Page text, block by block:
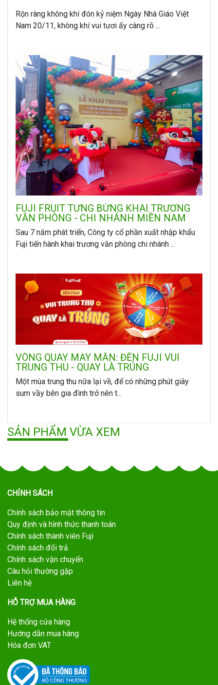
Rộn ràng không khí đón kỷ niệm Ngày Nhà Giáo Việt
Nam 20/11, không khí vui tươi ấy càng rõ ...
FUJI FRUIT TƯNG BỪNG KHAI TRƯƠNG
VĂN PHÒNG - CHI NHÁNH MIỀN NAM
Sau 7 năm phát triển, Công ty cổ phần xuất nhập khẩu
Fuji tiến hành khai trương văn phòng chi nhánh ...
VÒNG QUAY MAY MẮN: ĐẾN FUJI VUI
TRUNG THU - QUAY LÀ TRÚNG
Một mùa trung thu nữa lại về, để có những phút giây
sum vầy bên gia đình trở nên t...
SẢN PHẨM VỪA XEM
CHÍNH SÁCH
Chính sách bảo mật thông tin
Quy định và hình thức thanh toán
Chính sách thành viên Fuji
Chính sách đổi trả
Chính sách vận chuyển
Câu hỏi thường gặp
Liên hệ
HỖ TRỢ MUA HÀNG
Hệ thống cửa hàng
Hướng dẫn mua hàng
Hóa đơn VAT